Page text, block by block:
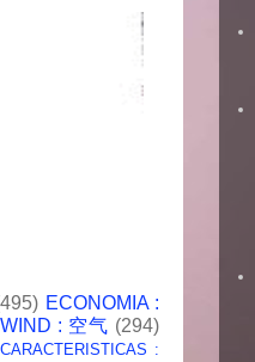
ECONOMIA :
: 空气 (294)
: